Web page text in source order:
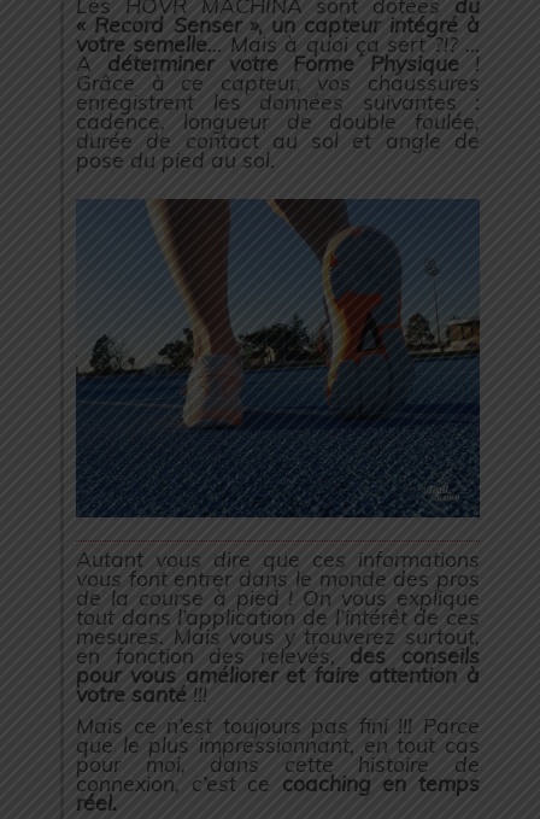
Les HOVR MACHINA sont dotées du
« Record Senser », un capteur intégré à
votre semelle… Mais à quoi ça sert ?!? …
A déterminer votre Forme Physique !
Grâce à ce capteur, vos chaussures
enregistrent les données suivantes :
cadence, longueur de double foulée,
durée de contact au sol et angle de
pose du pied au sol.
Autant vous dire que ces informations
vous font entrer dans le monde des pros
de la course à pied ! On vous explique
tout dans l’application de l’intérêt de ces
mesures. Mais vous y trouverez surtout,
en fonction des relevés, des conseils
pour vous améliorer et faire attention à
votre santé !!!
Mais ce n’est toujours pas fini !!! Parce
que le plus impressionnant, en tout cas
pour moi, dans cette histoire de
connexion, c’est ce coaching en temps
réel.